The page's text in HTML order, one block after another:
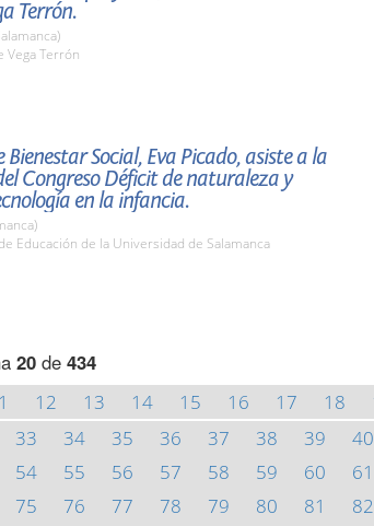
Terrón.
Vega Terrón
Social, Eva Picado, asiste a la
Congreso Déficit de naturaleza y
en la infancia.
Educación de la Universidad de Salamanca
20 de 434
12 13 14 15 16 17 18
33 34 35 36 37 38 39 40
54 55 56 57 58 59 60 61
75 76 77 78 79 80 81 82